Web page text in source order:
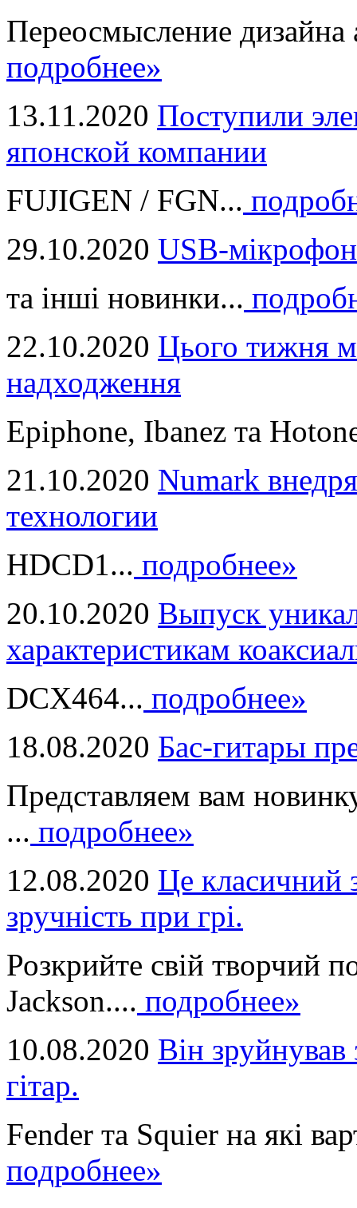
Переосмысление дизайна
подробнее»
13.11.2020 Поступили
японской компании
FUJIGEN / FGN...
29.10.2020 USB-
та інші новинки...
22.10.2020 Цього тижня
надходження
Epiphone, Ibanez та
21.10.2020 Numark
технологии
HDCD1... подробнее»
20.10.2020 Выпуск
характеристикам
DCX464... подробнее»
18.08.2020 Бас-гитары
Представляем вам
... подробнее»
12.08.2020 Це класичний
зручність при грі.
Розкрийте свій творчий
Jackson.... подробнее»
10.08.2020 Він
гітар.
Fender та Squier на які
подробнее»